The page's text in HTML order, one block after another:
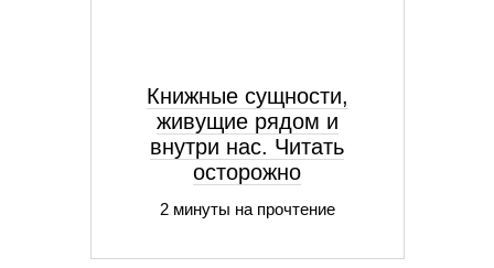
Книжные сущности,
живущие рядом и
внутри нас. Читать
осторожно
2 минуты на прочтение